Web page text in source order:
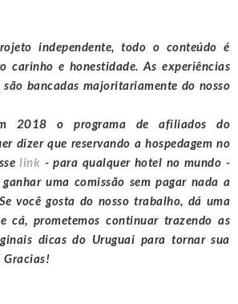
independente, todo o conteúdo é
carinho e honestidade. As experiências
bancadas majoritariamente do nosso
2018 o programa de afiliados do
dizer que reservando a hospedagem no
link - para qualquer hotel no mundo -
uma comissão sem pagar nada a
você gosta do nosso trabalho, dá uma
cá, prometemos continuar trazendo as
dicas do Uruguai para tornar sua
Gracias!